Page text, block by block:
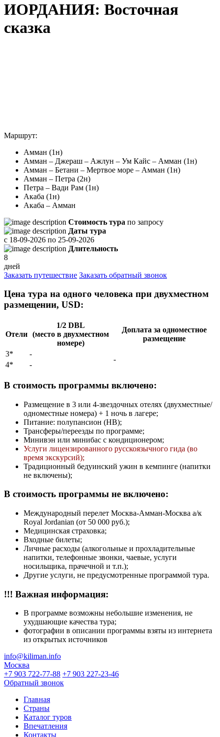
ИОРДАНИЯ: Восточная
сказка
Маршрут:
Амман (1н)
Амман – Джераш – Ажлун – Ум Кайс – Амман (1н)
Амман – Бетани – Мертвое море – Амман (1н)
Амман – Петра (2н)
Петра – Вади Рам (1н)
Акаба (1н)
Акаба – Амман
Стоимость тура по запросу
Даты тура
с 18-09-2026 по 25-09-2026
Длительность
8
дней
Заказать путешествие Заказать обратный звонок
Цена тура на одного человека при двухместном
размещении, USD:
Отели
1/2 DBL
(место в двухместном
номере)
Доплата за одноместное
размещение
3*
-
-
4* -
В стоимость программы включено:
Размещение в 3 или 4-звездочных отелях (двухместные/
одноместные номера) + 1 ночь в лагере;
Питание: полупансион (HB);
Трансферы/переезды по программе;
Минивэн или минибас с кондиционером;
Услуги лицензированного русскоязычного гида (во
время экскурсий);
Традиционный бедуинский ужин в кемпинге (напитки
не включены);
В стоимость программы не включено:
Международный перелет Москва-Амман-Москва а/к
Royal Jordanian (от 50 000 руб.);
Медицинская страховка;
Входные билеты;
Личные расходы (алкогольные и прохладительные
напитки, телефонные звонки, чаевые, услуги
носильщика, прачечной и т.п.);
Другие услуги, не предусмотренные программой тура.
!!! Важная информация:
В программе возможны небольшие изменения, не
ухудшающие качества тура;
фотографии в описании программы взяты из интернета
из открытых источников
info@kiliman.info
Москва
+7 903 722-77-88 +7 903 227-23-46
Обратный звонок
Главная
Страны
Каталог туров
Впечатления
Контакты